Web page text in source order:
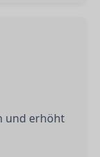
und erhöht